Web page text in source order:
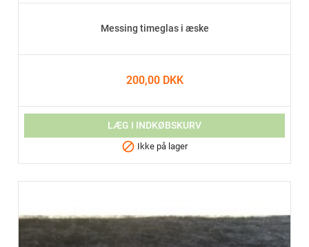
Messing timeglas i æske
200,00 DKK
LÆG I INDKØBSKURV
 Ikke på lager